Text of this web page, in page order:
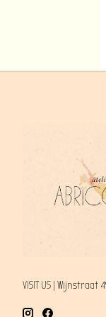
VISIT US | Wijnstraat